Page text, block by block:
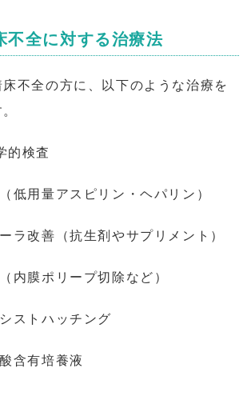
全に対する治療法
不全の方に、以下のような治療を
検査
用量アスピリン・ヘパリン）
改善（抗生剤やサプリメント）
膜ポリープ切除など）
ストハッチング
含有培養液